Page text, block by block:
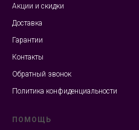
Акции и скидки
Доставка
Гарантии
Контакты
Обратный звонок
Политика конфиденциальности
ПОМОЩЬ